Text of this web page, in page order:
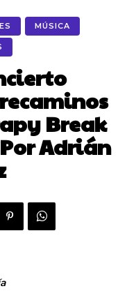
MÚSICA
Break
Adrián